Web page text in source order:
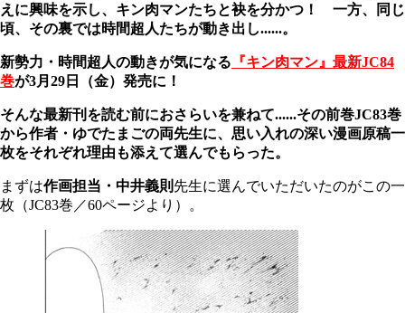
えに興味を示し、キン肉マンたちと袂を分かつ！ 一方、同じ
頃、その裏では時間超人たちが動き出し......。
新勢力・時間超人の動きが気になる 『キン肉マン』最新JC84
巻が3月29日（金）発売に！
そんな最新刊を読む前におさらいを兼ねて......その前巻JC83巻
から作者・ゆでたまごの両先生に、思い入れの深い漫画原稿一
枚をそれぞれ理由も添えて選んでもらった。
まずは作画担当・中井義則 先生に選んでいただいたのがこの一
枚（JC83巻／60ページより）。